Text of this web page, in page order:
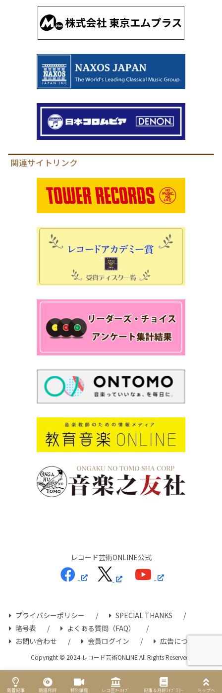
関連サイトリンク
レコード芸術ONLINE公式
プライバシーポリシー
SPECIAL THANKS
略号表
よくある質問（FAQ）
お問い合わせ
会員ログイン 広告について
Copyright © 2024 レコード芸術ONLINE All Rights Reserved.
新着記事 新譜月評 特別講座 レコ芸ｱｰｶｲﾌﾞ 記事＆月評ﾗｲﾌﾞﾗﾘｰ トップへ